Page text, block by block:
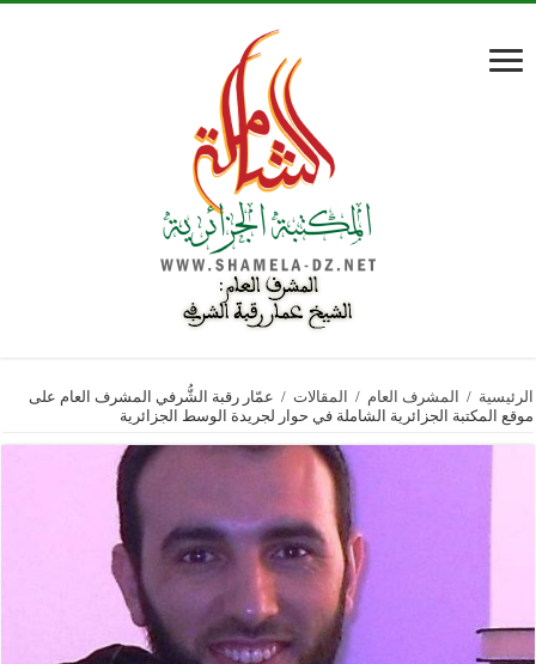
الرئيسية / المشرف العام / المقالات / عمّار رقبة الشُّرفي المشرف العام على
موقع المكتبة الجزائرية الشاملة في حوار لجريدة الوسط الجزائرية